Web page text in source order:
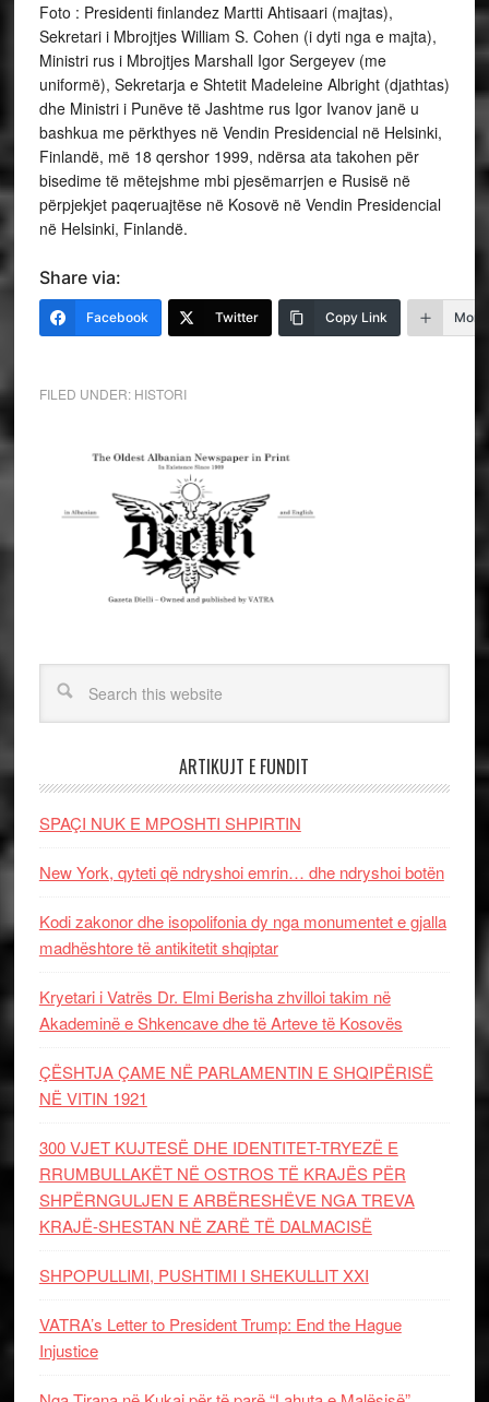
Foto : Presidenti finlandez Martti Ahtisaari (majtas),
Sekretari i Mbrojtjes William S. Cohen (i dyti nga e majta),
Ministri rus i Mbrojtjes Marshall Igor Sergeyev (me
uniformë), Sekretarja e Shtetit Madeleine Albright (djathtas)
dhe Ministri i Punëve të Jashtme rus Igor Ivanov janë u
bashkua me përkthyes në Vendin Presidencial në Helsinki,
Finlandë, më 18 qershor 1999, ndërsa ata takohen për
bisedime të mëtejshme mbi pjesëmarrjen e Rusisë në
përpjekjet paqeruajtëse në Kosovë në Vendin Presidencial
në Helsinki, Finlandë.
Share via:
Facebook Twitter Copy Link More
FILED UNDER: HISTORI
ARTIKUJT E FUNDIT
SPAÇI NUK E MPOSHTI SHPIRTIN
New York, qyteti që ndryshoi emrin… dhe ndryshoi botën
Kodi zakonor dhe isopolifonia dy nga monumentet e gjalla
madhështore të antikitetit shqiptar
Kryetari i Vatrës Dr. Elmi Berisha zhvilloi takim në
Akademinë e Shkencave dhe të Arteve të Kosovës
ÇËSHTJA ÇAME NË PARLAMENTIN E SHQIPËRISË
NË VITIN 1921
300 VJET KUJTESË DHE IDENTITET-TRYEZË E
RRUMBULLAKËT NË OSTROS TË KRAJËS PËR
SHPËRNGULJEN E ARBËRESHËVE NGA TREVA
KRAJË-SHESTAN NË ZARË TË DALMACISË
SHPOPULLIMI, PUSHTIMI I SHEKULLIT XXI
VATRA’s Letter to President Trump: End the Hague
Injustice